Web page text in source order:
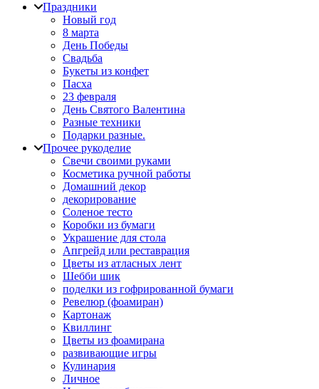
Праздники
Новый год
8 марта
День Победы
Свадьба
Букеты из конфет
Пасха
23 февраля
День Святого Валентина
Разные техники
Подарки разные.
Прочее рукоделие
Свечи своими руками
Косметика ручной работы
Домашний декор
декорирование
Соленое тесто
Коробки из бумаги
Украшение для стола
Апгрейд или реставрация
Цветы из атласных лент
Шебби шик
поделки из гофрированной бумаги
Ревелюр (фоамиран)
Картонаж
Квиллинг
Цветы из фоамирана
развивающие игры
Кулинария
Личное